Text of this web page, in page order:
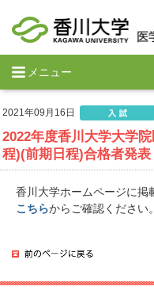
メニュー
2021年09月16日
2022年度香川大学大学
程)(前期日程)合格者発表
香川大学ホームページに掲
こちらからご確認ください